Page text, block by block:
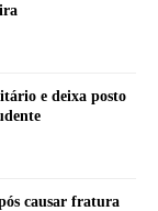
e deixa posto
causar fratura